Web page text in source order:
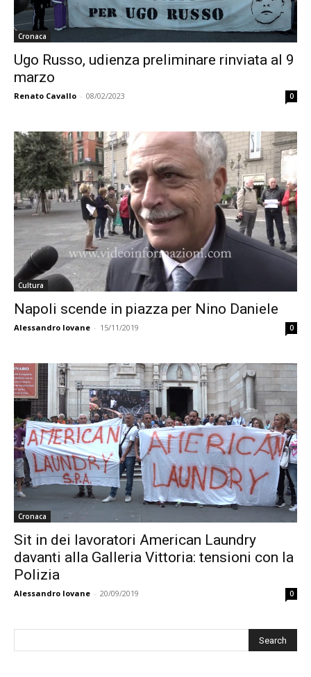
Cronaca
Ugo Russo, udienza preliminare rinviata al 9
marzo
Renato Cavallo - 08/02/2023 0
Cultura
Napoli scende in piazza per Nino Daniele
Alessandro Iovane - 15/11/2019 0
Cronaca
Sit in dei lavoratori American Laundry
davanti alla Galleria Vittoria: tensioni con la
Polizia
Alessandro Iovane - 20/09/2019 0